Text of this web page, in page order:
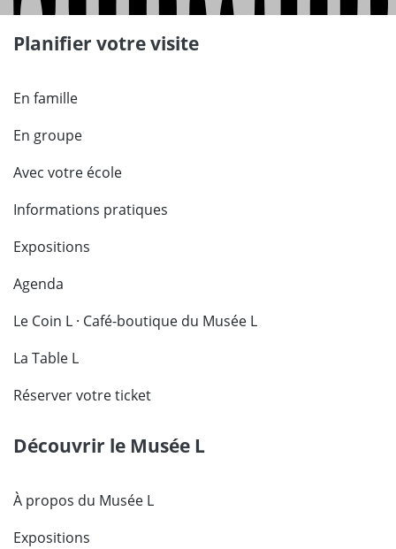
Planifier votre visite
En famille
En groupe
Avec votre école
Informations pratiques
Expositions
Agenda
Le Coin L · Café-boutique du Musée L
La Table L
Réserver votre ticket
Découvrir le Musée L
À propos du Musée L
Expositions